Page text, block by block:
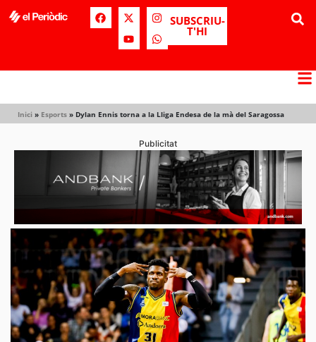
SUBSCRIU-
T'HI
Inici » Esports » Dylan Ennis torna a la Lliga Endesa de la mà del Saragossa
Publicitat